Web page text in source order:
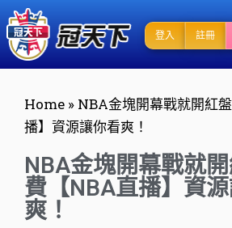
登入 註冊
Home » NBA金塊開幕戰就開紅
播】資源讓你看爽！
NBA金塊開幕戰就
費【NBA直播】資
爽！